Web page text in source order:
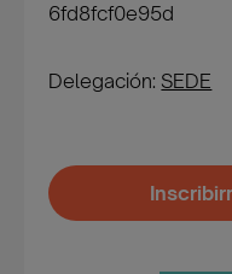
6fd8fcf0e95d
Delegación: SEDE